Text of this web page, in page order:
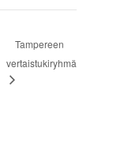
Tampereen
vertaistukiryhmä